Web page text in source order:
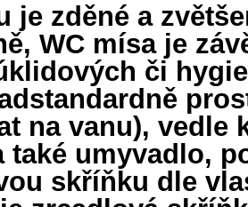
je zděné a
WC mísa je
či
na vanu), vedle
také umyvadlo,
skříňku dle